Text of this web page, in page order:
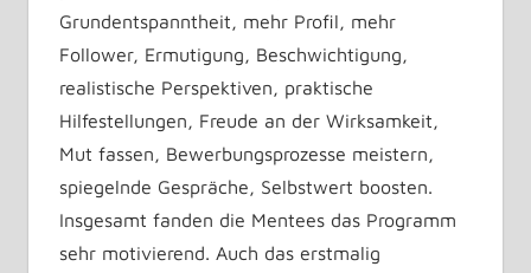
Grundentspanntheit, mehr Profil, mehr
Follower, Ermutigung, Beschwichtigung,
realistische Perspektiven, praktische
Hilfestellungen, Freude an der Wirksamkeit,
Mut fassen, Bewerbungsprozesse meistern,
spiegelnde Gespräche, Selbstwert boosten.
Insgesamt fanden die Mentees das Programm
sehr motivierend. Auch das erstmalig